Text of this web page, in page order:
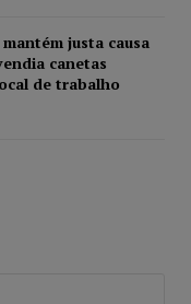
justa causa
canetas
de trabalho